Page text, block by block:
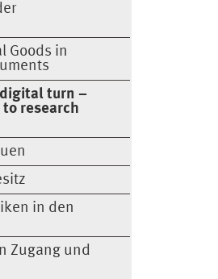
Goods in
turn –
research
in den
Zugang und